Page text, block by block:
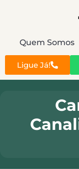
Quem Somos
Ligue Já!